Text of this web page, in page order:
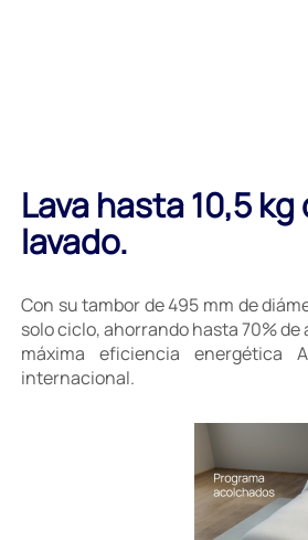
Lava hasta 10,5
lavado.
Con su tambor de 495 mm de
solo ciclo, ahorrando hasta 70%
máxima eficiencia
internacional.